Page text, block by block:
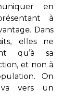
en
à
Dans
elles ne
qu’à sa
et non à
On
va vers un